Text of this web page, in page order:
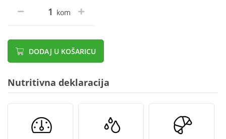
kom
DODAJ U KOŠARICU
Nutritivna deklaracija